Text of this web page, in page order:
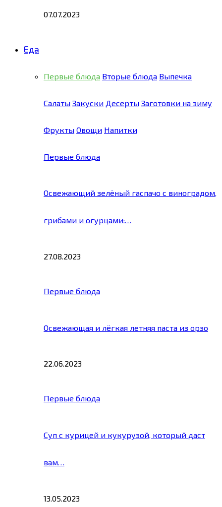
07.07.2023
Еда
Первые блюда Вторые блюда Выпечка
Салаты Закуски Десерты Заготовки на зиму
Фрукты Овощи Напитки
Первые блюда
Освежающий зелёный гаспачо с виноградом,
грибами и огурцами:…
27.08.2023
Первые блюда
Освежающая и лёгкая летняя паста из орзо
22.06.2023
Первые блюда
Суп с курицей и кукурузой, который даст
вам…
13.05.2023